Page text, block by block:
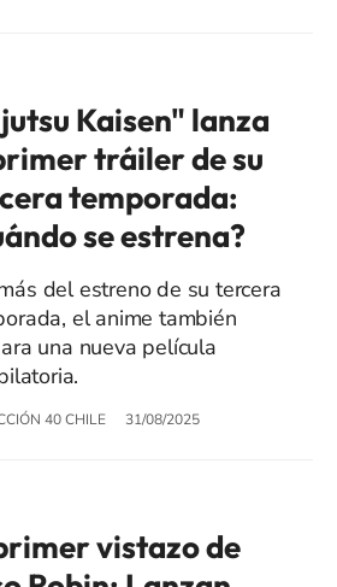
Kaisen" lanza
tráiler de su
temporada:
se estrena?
del estreno de su tercera
el anime también
una nueva película
40 CHILE 31/08/2025
vistazo de